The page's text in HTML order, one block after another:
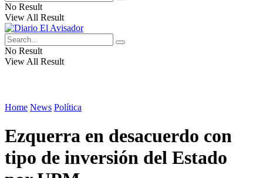
No Result
View All Result
No Result
View All Result
Home News Política
Ezquerra en desacuerdo con
tipo de inversión del Estado